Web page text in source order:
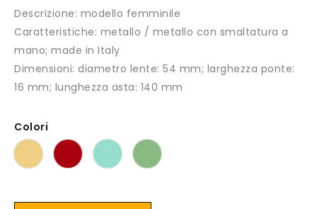
Descrizione: modello femminile
Caratteristiche: metallo / metallo con smaltatura a
mano; made in Italy
Dimensioni: diametro lente: 54 mm; larghezza ponte:
16 mm; lunghezza asta: 140 mm
Colori